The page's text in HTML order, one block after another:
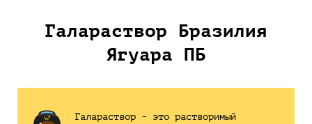
Галараствор Бразилия
Ягуара ПБ
Галараствор - это растворимый